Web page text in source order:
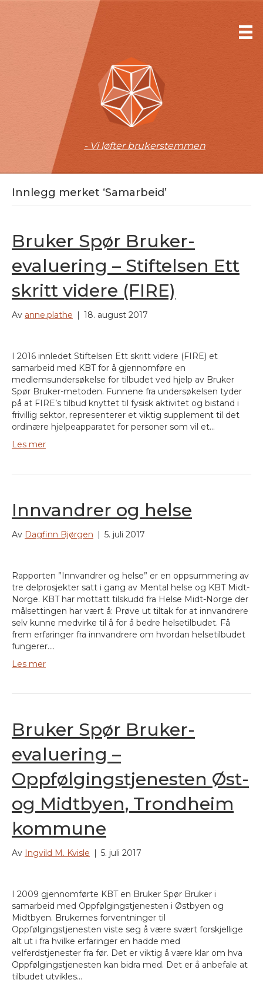
- Vi løfter brukerstemmen
Innlegg merket ‘Samarbeid’
Bruker Spør Bruker-
evaluering – Stiftelsen Ett
skritt videre (FIRE)
Av anne.plathe | 18. august 2017
I 2016 innledet Stiftelsen Ett skritt videre (FIRE) et
samarbeid med KBT for å gjennomføre en
medlemsundersøkelse for tilbudet ved hjelp av Bruker
Spør Bruker-metoden. Funnene fra undersøkelsen tyder
på at FIRE’s tilbud knyttet til fysisk aktivitet og bistand i
frivillig sektor, representerer et viktig supplement til det
ordinære hjelpeapparatet for personer som vil et…
Les mer
Innvandrer og helse
Av Dagfinn Bjørgen | 5. juli 2017
Rapporten ”Innvandrer og helse” er en oppsummering av
tre delprosjekter satt i gang av Mental helse og KBT Midt-
Norge. KBT har mottatt tilskudd fra Helse Midt-Norge der
målsettingen har vært å: Prøve ut tiltak for at innvandrere
selv kunne medvirke til å for å bedre helsetilbudet. Få
frem erfaringer fra innvandrere om hvordan helsetilbudet
fungerer.…
Les mer
Bruker Spør Bruker-
evaluering –
Oppfølgingstjenesten Øst-
og Midtbyen, Trondheim
kommune
Av Ingvild M. Kvisle | 5. juli 2017
I 2009 gjennomførte KBT en Bruker Spør Bruker i
samarbeid med Oppfølgingstjenesten i Østbyen og
Midtbyen. Brukernes forventninger til
Oppfølgingstjenesten viste seg å være svært forskjellige
alt ut i fra hvilke erfaringer en hadde med
velferdstjenester fra før. Det er viktig å være klar om hva
Oppfølgingstjenesten kan bidra med. Det er å anbefale at
tilbudet utvikles…